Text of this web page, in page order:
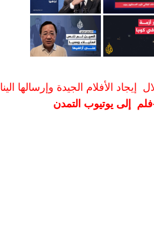
الأفلام الجيدة وإرسالها الينا
إلى يوتيوب التمدن